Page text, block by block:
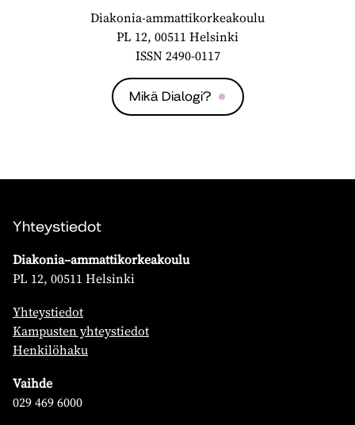
Diakonia-ammattikorkeakoulu
PL 12, 00511 Helsinki
ISSN 2490-0117
Mikä Dialogi?
Yhteystiedot
Diakonia–ammattikorkeakoulu
PL 12, 00511 Helsinki
Yhteystiedot
Kampusten yhteystiedot
Henkilöhaku
Vaihde
029 469 6000